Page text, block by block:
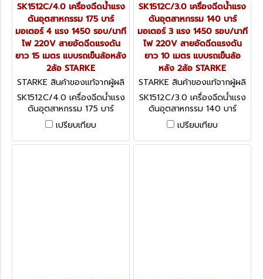
SK1512C/4.0 เครื่องฉีดน้ำแรง
ดันอุตสาหกรรม 175 บาร์
มอเตอร์ 4 แรง 1450 รอบ/นาที
ไฟ 220V สายอัดฉีดแรงดัน
ยาว 15 เมตร แบบรถเข็นล้อหลัง
2ล้อ STARKE
STARKE สินค้าของแท้จากผู้ผลิ
ต SK1512C/4.0
SK1512C/4.0 เครื่องฉีดน้ำแรง
ดันอุตสาหกรรม 175 บาร์
มอเตอร์ 4 แรง 1450 รอบ/
นาที ไฟ 220V สายอัดฉีดแรง
ดันยาว 15 เมตร แบบรถเข็นล้อ
เปรียบเทียบ
SK1512C/3.0 เครื่องฉีดน้ำแรง
ดันอุตสาหกรรม 140 บาร์
มอเตอร์ 3 แรง 1450 รอบ/นาที
ไฟ 220V สายอัดฉีดแรงดัน
ยาว 10 เมตร แบบรถเข็นล้อ
หลัง 2ล้อ STARKE
STARKE สินค้าของแท้จากผู้ผลิ
ต SK1512C/3.0
SK1512C/3.0 เครื่องฉีดน้ำแรง
ดันอุตสาหกรรม 140 บาร์
มอเตอร์ 3 แรง 1450 รอบ/นาที
ไฟ 220V สายอัดฉีดแรงดัน
ยาว 10 เมตร แบบรถเข็นล้อ
เปรียบเทียบ